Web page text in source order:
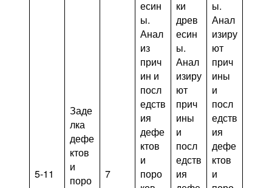
5-11
Заде
лка
дефе
ктов
и
поро
7
есин
ы.
Анал
из
прич
ин и
посл
едств
ия
дефе
ктов
и
поро
ки
древ
есин
ы.
Анал
изиру
ют
прич
ины
и
посл
едств
ия
ы.
Анал
изиру
ют
прич
ины
и
посл
едств
ия
дефе
ктов
и